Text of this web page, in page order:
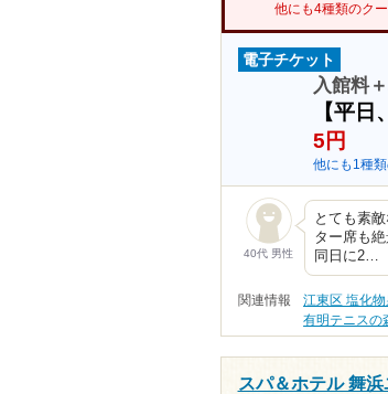
他にも4種類のク
電子チケット
入館料
【平
5円
他にも1種
40代 男性
とても素
ター席も
同日に2…
関連情報 江東区 塩化物
有明テニスの
スパ＆ホテル 舞